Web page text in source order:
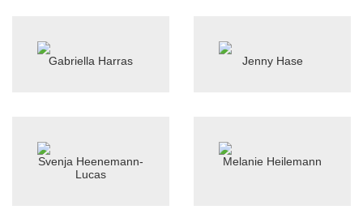
Gabriella Harras Jenny Hase
Svenja Heenemann-
Lucas
Melanie Heilemann